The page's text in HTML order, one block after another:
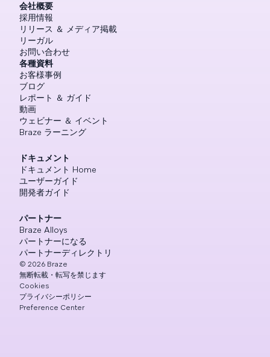
会社概要
採用情報
リリース ＆ メディア掲載
リーガル
お問い合わせ
各種資料
お客様事例
ブログ
レポート ＆ ガイド
動画
ウェビナー ＆ イベント
Braze ラーニング
ドキュメント
ドキュメント Home
ユーザーガイド
開発者ガイド
パートナー
Braze Alloys
パートナーになる
パートナーディレクトリ
© 2026 Braze
無断転載・転写を禁じます
Cookies
プライバシーポリシー
Preference Center